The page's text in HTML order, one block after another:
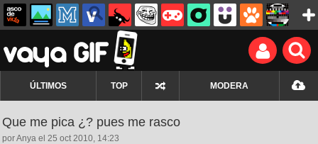
ÚLTIMOS TOP MODERA
Que me pica ¿? pues me rasco
por Anya el 25 oct 2010, 14:23